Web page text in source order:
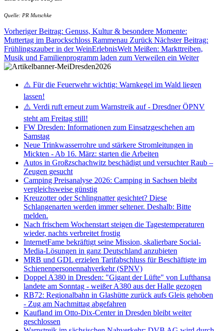
Quelle: PR Mutschke
Vorheriger Beitrag: Genuss, Kultur & besondere Momente:
Muttertag im Barockschloss Rammenau Zurück Nächster Beitrag:
Frühlingszauber in der WeinErlebnisWelt Meißen: Markttreiben,
Musik und Familienprogramm laden zum Verweilen ein Weiter
⚠️ Für die Feuerwehr wichtig: Warnkegel im Wald liegen
lassen!
⚠️ Verdi ruft erneut zum Warnstreik auf - Dresdner ÖPNV
steht am Freitag still!
FW Dresden: Informationen zum Einsatzgeschehen am
Samstag
Neue Trinkwasserrohre und stärkere Stromleitungen in
Mickten - Ab 16. März: starten die Arbeiten
Autos in Großzschachwitz beschädigt und versuchter Raub –
Zeugen gesucht
Camping Preisanalyse 2026: Camping in Sachsen bleibt
vergleichsweise günstig
Kreuzotter oder Schlingnatter gesichtet? Diese
Schlangenarten werden immer seltener. Deshalb: Bitte
melden.
Nach frischem Wochenstart steigen die Tagestemperaturen
wieder, nachts verbreitet frostig
InternetFame bekräftigt seine Mission, skalierbare Social-
Media-Lösungen in ganz Deutschland anzubieten
MRB und GDL erzielen Tarifabschluss für Beschäftigte im
Schienenpersonennahverkehr (SPNV)
Doppel A380 in Dresden: "Gigant der Lüfte" von Lufthansa
landete am Sonntag - weißer A380 aus der Halle gezogen
RB72: Regionalbahn in Glashütte zurück aufs Gleis gehoben
- Zug am Nachmittag abgefahren
Kaufland im Otto-Dix-Center in Dresden bleibt weiter
geschlossen